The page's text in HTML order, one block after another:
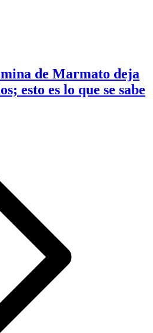
de Marmato deja
esto es lo que se sabe